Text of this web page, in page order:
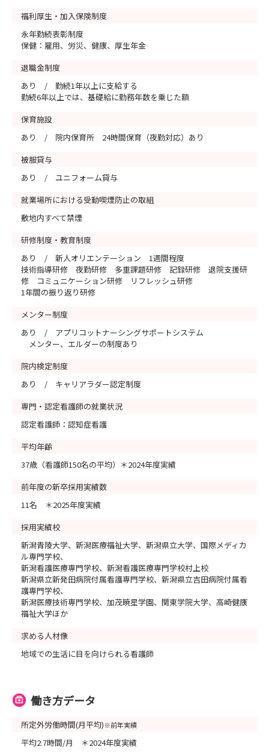
福利厚生・加入保険制度
永年勤続表彰制度
保健：雇用、労災、健康、厚生年金
退職金制度
あり / 勤続1年以上に支給する
勤続6年以上では、基礎給に勤務年数を乗じた額
保育施設
あり / 院内保育所 24時間保育（夜勤対応）あり
被服貸与
あり / ユニフォーム貸与
就業場所における受動喫煙防止の取組
敷地内すべて禁煙
研修制度・教育制度
あり / 新人オリエンテーション 1週間程度
技術指導研修 夜勤研修 多重課題研修 記録研修 退院支援研
修 コミュニケーション研修 リフレッシュ研修
1年間の振り返り研修
メンター制度
あり / アプリコットナーシングサポートシステム
メンター、エルダーの制度あり
院内検定制度
あり / キャリアラダー認定制度
専門・認定看護師の就業状況
認定看護師：認知症看護
平均年齢
37歳（看護師150名の平均）＊2024年度実績
前年度の新卒採用実績数
11名 ＊2025年度実績
採用実績校
新潟青陵大学、新潟医療福祉大学、新潟県立大学、国際メディカ
ル専門学校、
新潟看護医療専門学校、新潟看護医療専門学校村上校
新潟県立新発田病院付属看護専門学校、新潟県立吉田病院付属看
護専門学校、
新潟医療技術専門学校、加茂暁星学園、関東学院大学、高崎健康
福祉大学ほか
求める人材像
地域での生活に目を向けられる看護師
働き方データ
所定外労働時間(月平均)※前年実績
平均2.7時間/月 ＊2024年度実績